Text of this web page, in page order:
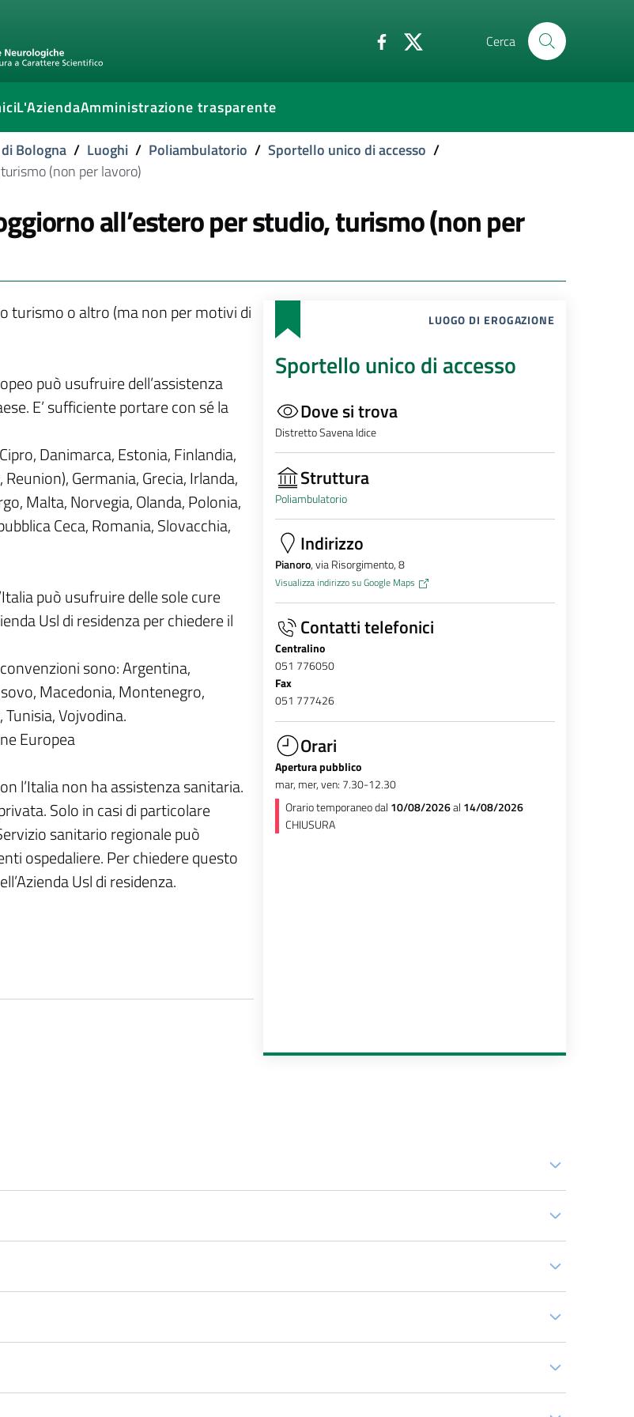
Cerca
L'AziendaAmministrazione trasparente
Bologna / Luoghi / Poliambulatorio / Sportello unico di accesso /
(non per lavoro)
all’estero per studio, turismo (non per
turismo o altro (ma non per motivi di
può usufruire dell’assistenza
E’ sufficiente portare con sé la
Danimarca, Estonia, Finlandia,
Germania, Grecia, Irlanda,
Malta, Norvegia, Olanda, Polonia,
Ceca, Romania, Slovacchia,
può usufruire delle sole cure
Usl di residenza per chiedere il
sono: Argentina,
Macedonia, Montenegro,
Vojvodina.
Europea
l’Italia non ha assistenza sanitaria.
Solo in casi di particolare
sanitario regionale può
ospedaliere. Per chiedere questo
Usl di residenza.
LUOGO DI EROGAZIONE
Sportello unico di accesso
Dove si trova
Distretto Savena Idice
Struttura
Poliambulatorio
Indirizzo
Pianoro, via Risorgimento, 8
Visualizza indirizzo su Google Maps
Contatti telefonici
Centralino
051 776050
Fax
051 777426
Orari
Apertura pubblico
mar, mer, ven: 7.30-12.30
Orario temporaneo dal 10/08/2026al 14/08/2026
CHIUSURA